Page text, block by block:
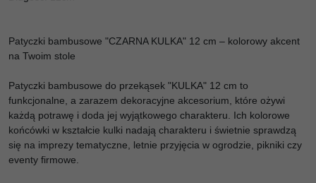
Patyczki bambusowe "CZARNA KULKA" 12 cm – kolorowy akcent
na Twoim stole
Patyczki bambusowe do przekąsek "KULKA" 12 cm to
funkcjonalne, a zarazem dekoracyjne akcesorium, które ożywi
każdą potrawę i doda jej wyjątkowego charakteru. Ich kolorowe
końcówki w kształcie kulki nadają charakteru i świetnie sprawdzą
się na imprezy tematyczne, letnie przyjęcia w ogrodzie, pikniki czy
eventy firmowe.